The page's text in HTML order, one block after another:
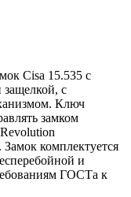
Cisa 15.535 с
защелкой, с
Ключ
замком
комплектуется
и
ГОСТа к